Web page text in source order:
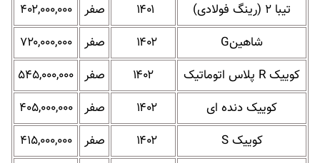
تیبا ۲ (رینگ فولادی) ۱۴۰۱ صفر
۴۰۲,۰۰۰,۰۰۰
شاهینG
۱۴۰۲ صفر
۷۲۰,۰۰۰,۰۰۰
کوییک R پلاس اتوماتیک
۱۴۰۲ صفر
۵۴۵,۰۰۰,۰۰۰
کوییک دنده ای
۱۴۰۲ صفر
۴۰۵,۰۰۰,۰۰۰
کوییک S
۱۴۰۲ صفر
۴۱۵,۰۰۰,۰۰۰